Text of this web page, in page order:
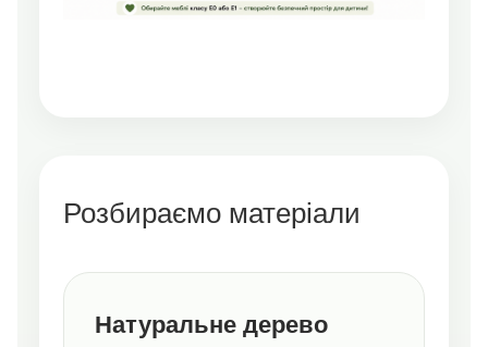
Розбираємо матеріали
Натуральне дерево